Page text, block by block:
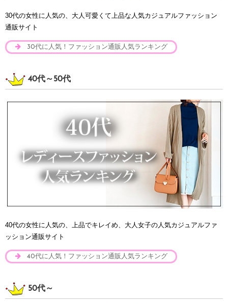
30代の女性に人気の、大人可愛くて上品な人気カジュアルファッション
通販サイト
30代に人気！ファッション通販人気ランキング
40代～50代
40代の女性に人気の、上品でキレイめ、大人女子の人気カジュアルファ
ッション通販サイト
40代に人気！ファッション通販人気ランキング
50代～